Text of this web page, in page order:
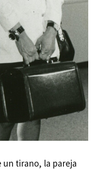
un tirano, la pareja